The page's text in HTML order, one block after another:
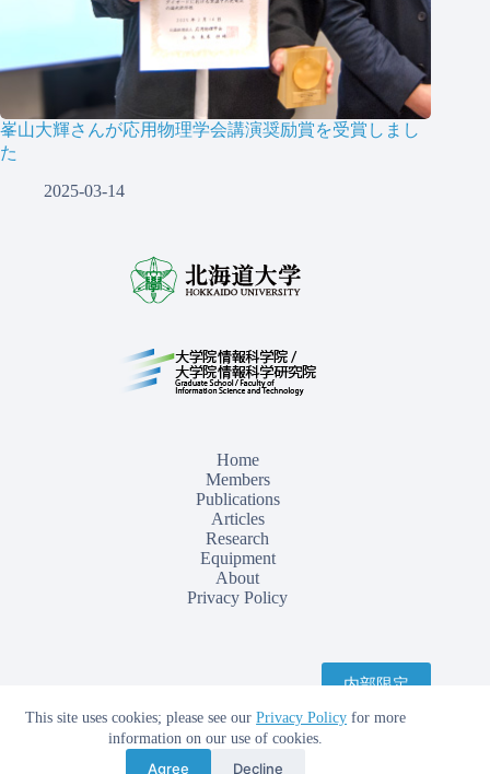
This site uses cookies; please see ourPrivacy Policy for more
information on our use of cookies.
Agree Decline
峯山大輝さんが応用物理学会講演奨励賞を受賞しまし
た
2025-03-14
Home
Members
Publications
Articles
Research
Equipment
About
Privacy Policy
内部限定
Copyright © 2026 - Laboratory of Electronic and Photonic